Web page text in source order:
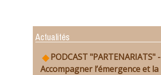
Actualités
PODCAST "PARTENARIATS" -
Accompagner l’émergence et la